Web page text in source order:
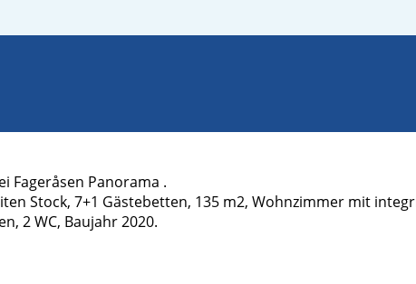
Fageråsen Panorama .
Stock, 7+1 Gästebetten, 135 m2, Wohnzimmer mit
2 WC, Baujahr 2020.